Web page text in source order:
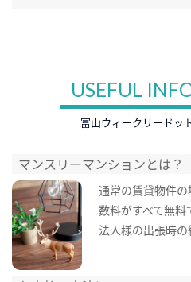
USEFUL
富山ウィークリードッ
マンスリーマンションとは？
通常の賃貸物件
数料がすべて無料
法人様の出張時の